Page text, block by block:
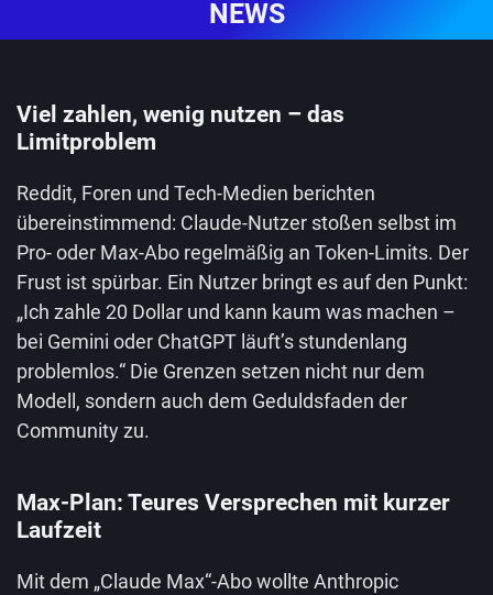
NEWS
Viel zahlen, wenig nutzen – das
Limitproblem
Reddit, Foren und Tech-Medien berichten
übereinstimmend: Claude-Nutzer stoßen selbst im
Pro- oder Max-Abo regelmäßig an Token-Limits. Der
Frust ist spürbar. Ein Nutzer bringt es auf den Punkt:
„Ich zahle 20 Dollar und kann kaum was machen –
bei Gemini oder ChatGPT läuft’s stundenlang
problemlos.“ Die Grenzen setzen nicht nur dem
Modell, sondern auch dem Geduldsfaden der
Community zu.
Max-Plan: Teures Versprechen mit kurzer
Laufzeit
Mit dem „Claude Max“-Abo wollte Anthropic